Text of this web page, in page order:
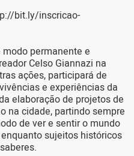
bit.ly/inscricao-
permanente e
Celso Giannazi na
ações, participará de
e experiências da
elaboração de projetos de
na cidade, partindo sempre
de ver e sentir o mundo
sujeitos históricos